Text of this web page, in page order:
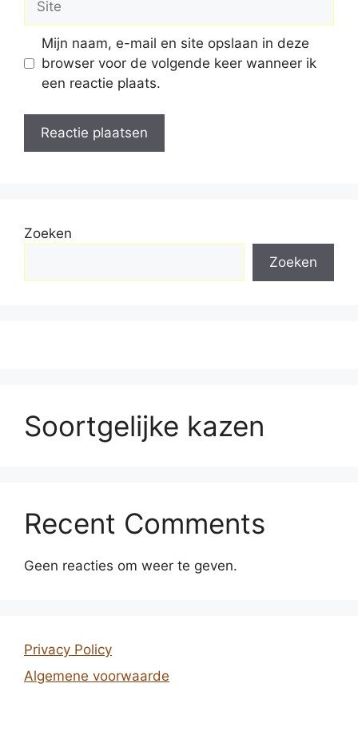
Mijn naam, e-mail en site opslaan in deze
browser voor de volgende keer wanneer ik
een reactie plaats.
Zoeken
Zoeken
Soortgelijke kazen
Recent Comments
Geen reacties om weer te geven.
Privacy Policy
Algemene voorwaarde